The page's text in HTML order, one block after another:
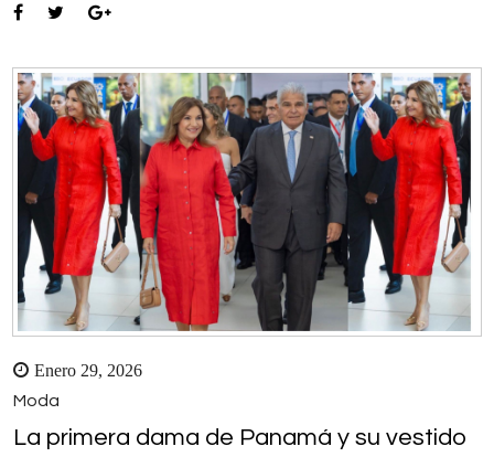
Enero 29, 2026
Moda
La primera dama de Panamá y su vestido